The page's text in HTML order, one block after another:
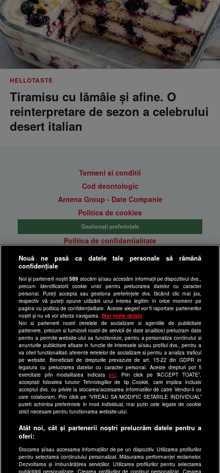
HELLOTASTE
Tiramisu cu lămâie și afine. O
reinterpretare de sezon a celebrului
desert italian
Termeni si conditii
Cod deontologic
Antena Group - Date Companie
Politica de cookies
Gestionați preferințele
Politica de confidentialitate
Anunturi gratuite pe Lajumate.ro
Program Happy Channel
Echipa editorială
Site-uri Antena Group
a1.ro
antenastars.ro
as.ro
catine.ro
chefi.ro
deparinti.ro
medicool.ro
spynews.ro
useit.ro
retetefeldefel.ro
Nouă ne pasă ca datele tale personale să rămână
confidențiale
Noi și partenerii noștri589 stocăm și/sau accesăm informații pe dispozitivul dvs.,
precum identificatorii cookie unici pentru prelucrarea datelor cu caracter
personal. Puteți accepta sau gestiona preferințele dvs. făcând clic mai jos,
respectiv vă puteți opune utilizării unui interes legitim în orice moment pe
pagina cu politica de confidențialitate. Aceste alegeri vor fi raportate partenerilor
noștri și nu vă vor afecta navigarea.
Mai multe detalii
Noi si partenerii nostri (retelele de socializare si agentiile de publicitate
partenere, precum si furnizorii nostri de servicii de date analitice) prelucram date
pentru a permite website-ului sa functioneze, pentru a personaliza continutul si
anunturile publicitare afisate in functie de interesele si/sau profilul dvs., pentru a
va oferi functionalitati aferente retelelor de socializare si pentru a analiza traficul
pe website. Beneficiati de drepturile prevazute de art. 15-22 din GDPR in
legatura cu prelucrarea datelor cu caracter personal. Aceste drepturi pot fi
exercitate prin modalitatea indicataaici . Prin click pe “ACCEPT TOATE”,
acceptati folosirea tuturor Tehnologiilor de tip Cookie, care implica inclusiv
acceptul dvs. cu privire la stocarea/accesarea informatiilor de catre Vendor-ii cu
care colaboram. Prin click pe “VREAU SA MODIFIC SETARILE INDIVIDUAL”
puteti schimba preferintele in mod individual, mai putin cele legate de cookie
strict necesare pentru functionarea website-ului.
Atât noi, cât și partenerii noștri prelucrăm datele pentru a
oferi:
Stocarea și/sau accesarea informațiilor de pe un dispozitiv. Utilizarea profilurilor
pentru selectarea conținutului personalizat. Măsurarea performanței reclamelor.
Dezvoltarea și îmbunătățirea serviciilor. Utilizarea profilurilor pentru selectarea
publicității personalizate. Crearea profilurilor de conținut personalizat. Crearea